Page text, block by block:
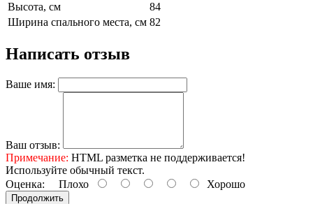
Высота, см
84
Ширина спального места, см 82
Написать отзыв
Ваше имя:
Ваш отзыв:
Примечание: HTML разметка не поддерживается!
Используйте обычный текст.
Оценка: Плохо Хорошо
Продолжить